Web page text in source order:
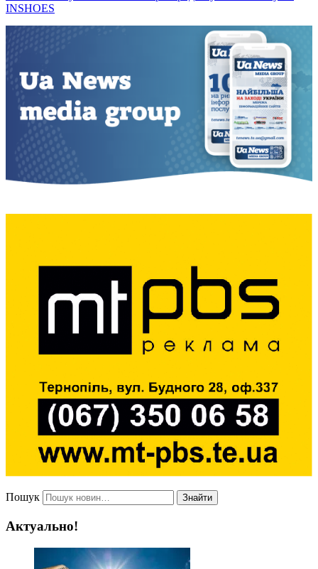
INSHOES
Пошук Знайти
Актуально!